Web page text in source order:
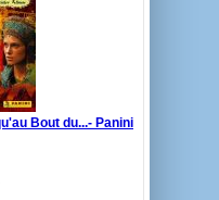
Bout du...- Panini